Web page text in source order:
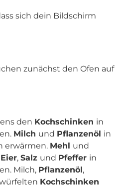
sich dein Bildschirm
zunächst den Ofen auf
den Kochschinken in
Milch und Pflanzenöl in
erwärmen. Mehl und
Eier, Salz und Pfeffer in
Milch, Pflanzenöl,
Kochschinken